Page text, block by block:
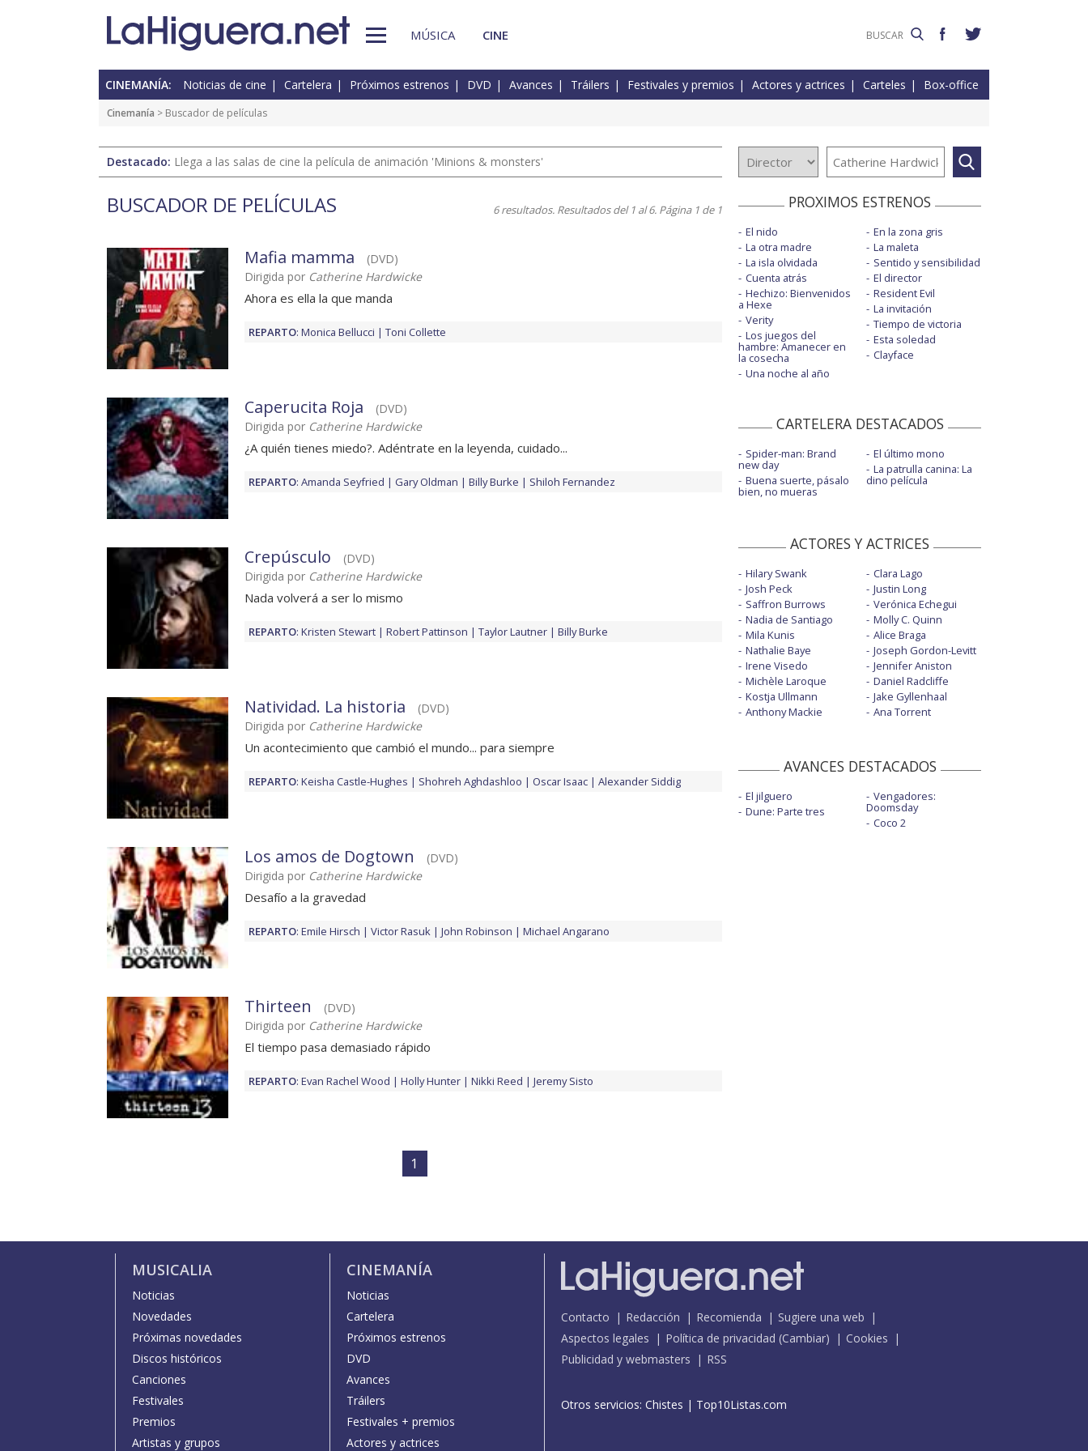
MÚSICA CINE
CINEMANÍA: Noticias de cine Cartelera Próximos estrenos DVD Avances Tráilers Festivales y premios Actores y actrices Carteles Box-office
Cinemanía > Buscador de películas
Destacado: Llega a las salas de cine la película de animación 'Minions & monsters'
BUSCADOR DE PELÍCULAS 6 resultados. Resultados del 1 al 6. Página 1 de 1
Mafia mamma
(DVD)
Dirigida por Catherine Hardwicke
Ahora es ella la que manda
REPARTO: Monica Bellucci Toni Collette
Caperucita Roja
(DVD)
Dirigida por Catherine Hardwicke
¿A quién tienes miedo?. Adéntrate en la leyenda, cuidado...
REPARTO: Amanda Seyfried Gary Oldman Billy Burke Shiloh Fernandez
Crepúsculo
(DVD)
Dirigida por Catherine Hardwicke
Nada volverá a ser lo mismo
REPARTO: Kristen Stewart Robert Pattinson Taylor Lautner Billy Burke
Natividad. La historia
(DVD)
Dirigida por Catherine Hardwicke
Un acontecimiento que cambió el mundo... para siempre
REPARTO: Keisha Castle-Hughes Shohreh Aghdashloo Oscar Isaac Alexander Siddig
Los amos de Dogtown
(DVD)
Dirigida por Catherine Hardwicke
Desafío a la gravedad
REPARTO: Emile Hirsch Victor Rasuk John Robinson Michael Angarano
Thirteen
(DVD)
Dirigida por Catherine Hardwicke
El tiempo pasa demasiado rápido
REPARTO: Evan Rachel Wood Holly Hunter Nikki Reed Jeremy Sisto
1
PROXIMOS ESTRENOS
El nido
La otra madre
La isla olvidada
Cuenta atrás
Hechizo: Bienvenidos
a Hexe
Verity
Los juegos del
hambre: Amanecer en
la cosecha
Una noche al año
En la zona gris
La maleta
Sentido y sensibilidad
El director
Resident Evil
La invitación
Tiempo de victoria
Esta soledad
Clayface
CARTELERA DESTACADOS
Spider-man: Brand
new day
Buena suerte, pásalo
bien, no mueras
El último mono
La patrulla canina: La
dino película
ACTORES Y ACTRICES
Hilary Swank
Josh Peck
Saffron Burrows
Nadia de Santiago
Mila Kunis
Nathalie Baye
Irene Visedo
Michèle Laroque
Kostja Ullmann
Anthony Mackie
Clara Lago
Justin Long
Verónica Echegui
Molly C. Quinn
Alice Braga
Joseph Gordon-Levitt
Jennifer Aniston
Daniel Radcliffe
Jake Gyllenhaal
Ana Torrent
AVANCES DESTACADOS
El jilguero
Dune: Parte tres
Vengadores:
Doomsday
Coco 2
MUSICALIA
Noticias
Novedades
Próximas novedades
Discos históricos
Canciones
Festivales
Premios
Artistas y grupos
CINEMANÍA
Noticias
Cartelera
Próximos estrenos
DVD
Avances
Tráilers
Festivales + premios
Actores y actrices
Contacto Redacción Recomienda
Sugiere una web
Aspectos legales
Política de privacidad (Cambiar)
Cookies
Publicidad y webmasters
RSS
Otros servicios: Chistes | Top10Listas.com